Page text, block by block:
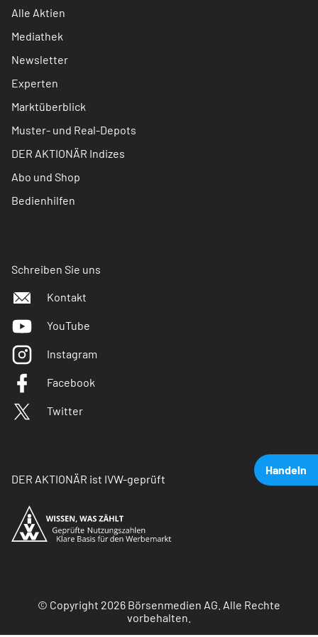
Handeln
Alle Aktien
Mediathek
Newsletter
Experten
Marktüberblick
Muster- und Real-Depots
DER AKTIONÄR Indizes
Abo und Shop
Bedienhilfen
Schreiben Sie uns
Kontakt
YouTube
Instagram
Facebook
Twitter
DER AKTIONÄR ist IVW-geprüft
© Copyright 2026 Börsenmedien AG. Alle Rechte
vorbehalten.